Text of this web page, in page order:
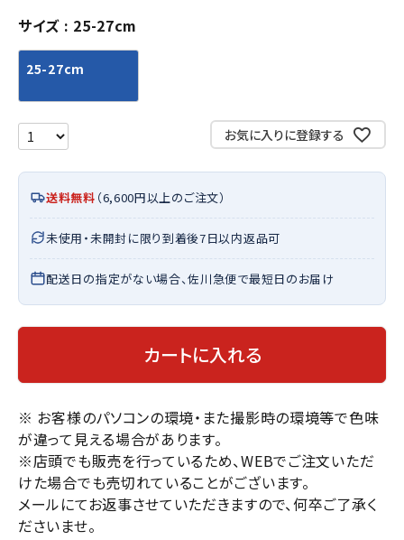
サイズ 25-27cm
25-27cm
お気に入りに登録する
送料無料 （6,600円以上のご注文）
未使用・未開封に限り到着後7日以内返品可
配送日の指定がない場合、佐川急便で最短日のお届け
カートに入れる
※ お客様のパソコンの環境・また撮影時の環境等で色味
が違って見える場合があります。
※店頭でも販売を行っているため、WEBでご注文いただ
けた場合でも売切れていることがございます。
メールにてお返事させていただきますので、何卒ご了承く
ださいませ。